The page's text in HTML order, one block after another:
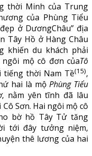
thời Minh của Trung
của Phùng Tiểu
ở DươngChâu” địa
Tây Hồ ở Hàng Châu
khiến du khách phải
mộ cô đơn củaTô
tiếng thời Nam Tề(15),
hai là mộPhùng Tiểu
, nằm yên tĩnh đã lâu
Sơn. Hai ngôi mộ cô
bờ hồ Tây Tử tăng
tới đây tưởng niệm,
thê lương của hai